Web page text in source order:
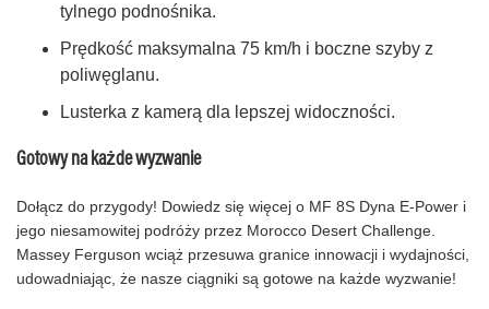
tylnego podnośnika.
Prędkość maksymalna 75 km/h i boczne szyby z
poliwęglanu.
Lusterka z kamerą dla lepszej widoczności.
Gotowy na każde wyzwanie
Dołącz do przygody! Dowiedz się więcej o MF 8S Dyna E-Power i
jego niesamowitej podróży przez Morocco Desert Challenge.
Massey Ferguson wciąż przesuwa granice innowacji i wydajności,
udowadniając, że nasze ciągniki są gotowe na każde wyzwanie!